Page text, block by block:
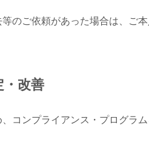
のご依頼があった場合は、ご
改善
コンプライアンス・プログラ